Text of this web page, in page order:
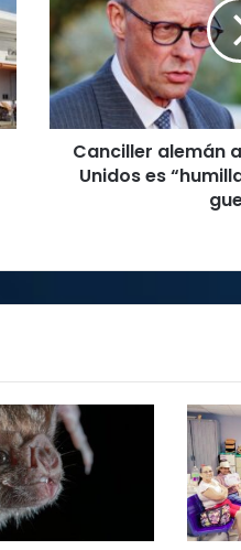
que
Estados
Unidos
es
“humillado”
por
Canciller alemán
Unidos es